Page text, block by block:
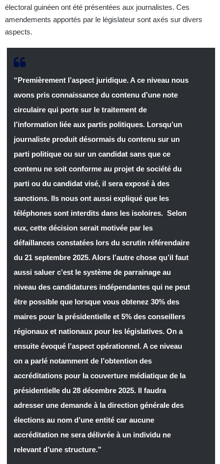
électoral guinéen ont été présentées aux journalistes. Ces
amendements apportés par le législateur sont axés sur divers
aspects.
“Premièrement l’aspect juridique. A ce niveau nous
avons pris connaissance du contenu d’une note
circulaire qui porte sur le traitement de
l’information liée aux partis politiques. Lorsqu’un
journaliste produit désormais du contenu sur un
parti politique ou sur un candidat sans que ce
contenu ne soit conforme au projet de société du
parti ou du candidat visé, il sera exposé à des
sanctions. Ils nous ont aussi expliqué que les
téléphones sont interdits dans les isoloires. Selon
eux, cette décision serait motivée par les
défaillances constatées lors du scrutin référendaire
du 21 septembre 2025. Alors l’autre chose qu’il faut
aussi saluer c’est le système de parrainage au
niveau des candidatures indépendantes qui ne peut
être possible que lorsque vous obtenez 30% des
maires pour la présidentielle et 5% des conseillers
régionaux et nationaux pour les législatives. On a
ensuite évoqué l’aspect opérationnel. A ce niveau
on a parlé notamment de l’obtention des
accréditations pour la couverture médiatique de la
présidentielle du 28 décembre 2025. Il faudra
adresser une demande à la direction générale des
élections au nom d’une entité car aucune
accréditation ne sera délivrée à un individu ne
relevant d’une structure.”